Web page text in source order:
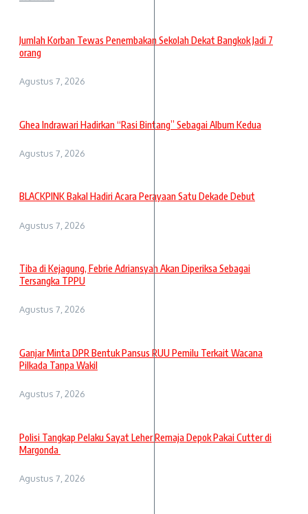
Jumlah Korban Tewas Penembakan Sekolah Dekat Bangkok Jadi 7
orang
Agustus 7, 2026
Ghea Indrawari Hadirkan “Rasi Bintang” Sebagai Album Kedua
Agustus 7, 2026
BLACKPINK Bakal Hadiri Acara Perayaan Satu Dekade Debut
Agustus 7, 2026
Tiba di Kejagung, Febrie Adriansyah Akan Diperiksa Sebagai
Tersangka TPPU
Agustus 7, 2026
Ganjar Minta DPR Bentuk Pansus RUU Pemilu Terkait Wacana
Pilkada Tanpa Wakil
Agustus 7, 2026
Polisi Tangkap Pelaku Sayat Leher Remaja Depok Pakai Cutter di
Margonda
Agustus 7, 2026